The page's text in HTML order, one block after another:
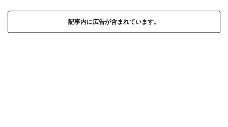
記事内に広告が含まれています。